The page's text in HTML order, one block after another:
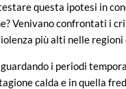
questa ipotesi in
Venivano confrontati i
più alti nelle regioni
i periodi
calda e in quella